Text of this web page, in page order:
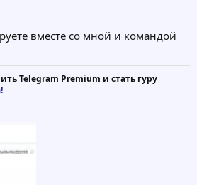
вместе со мной и командой
Telegram Premium и стать гуру